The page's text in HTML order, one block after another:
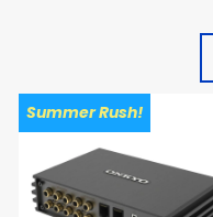
Summer Rush!